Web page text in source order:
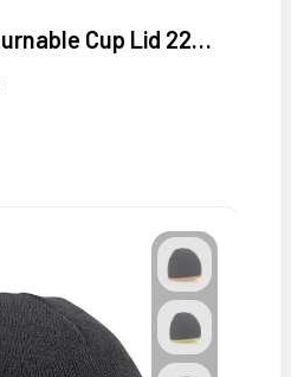
Circular&Co Returnable Cup Lid 227 ml koffiebeker